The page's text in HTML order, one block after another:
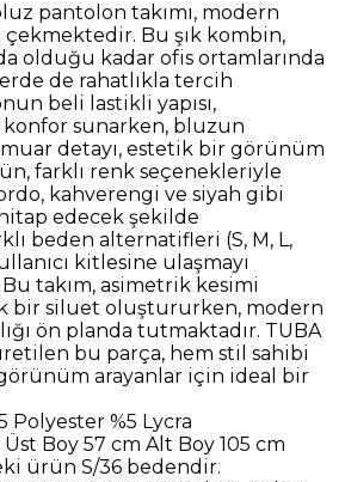
pantolon takımı, modern
çekmektedir. Bu şık kombin,
olduğu kadar ofis ortamlarında
de rahatlıkla tercih
beli lastikli yapısı,
konfor sunarken, bluzun
detayı, estetik bir görünüm
farklı renk seçenekleriyle
kahverengi ve siyah gibi
edecek şekilde
beden alternatifleri (S, M, L,
kitlesine ulaşmayı
takım, asimetrik kesimi
bir siluet oluştururken, modern
ön planda tutmaktadır. TUBA
bu parça, hem stil sahibi
arayanlar için ideal bir
Polyester %5 Lycra
Üst Boy 57 cm Alt Boy 105 cm
ürün S/36 bedendir.